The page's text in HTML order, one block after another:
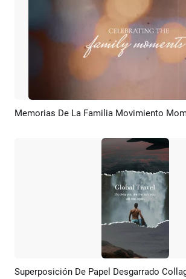
Previsualizar Crear IA
Previsualizar Crear IA